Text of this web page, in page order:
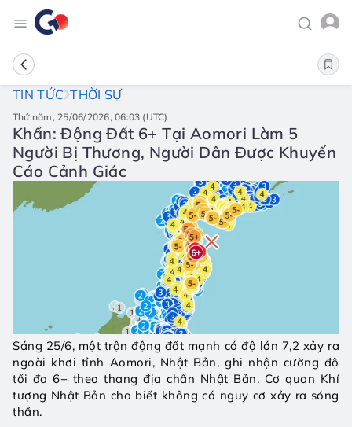
TIN TỨC THỜI SỰ
thứ năm, 25/06/2026, 06:03 (UTC)
Khẩn: Động Đất 6+ Tại Aomori Làm 5
Người Bị Thương, Người Dân Được Khuyến
Cáo Cảnh Giác
Sáng 25/6, một trận động đất mạnh có độ lớn 7,2 xảy ra
ngoài khơi tỉnh Aomori, Nhật Bản, ghi nhận cường độ
tối đa 6+ theo thang địa chấn Nhật Bản. Cơ quan Khí
tượng Nhật Bản cho biết không có nguy cơ xảy ra sóng
thần.